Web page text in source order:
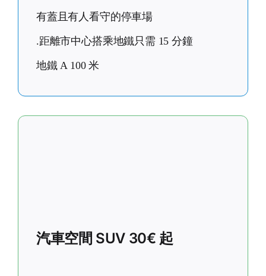
有蓋且有人看守的停車場
.距離市中心搭乘地鐵只需 15 分鐘
地鐵 A 100 米
汽車空間 SUV 30€ 起